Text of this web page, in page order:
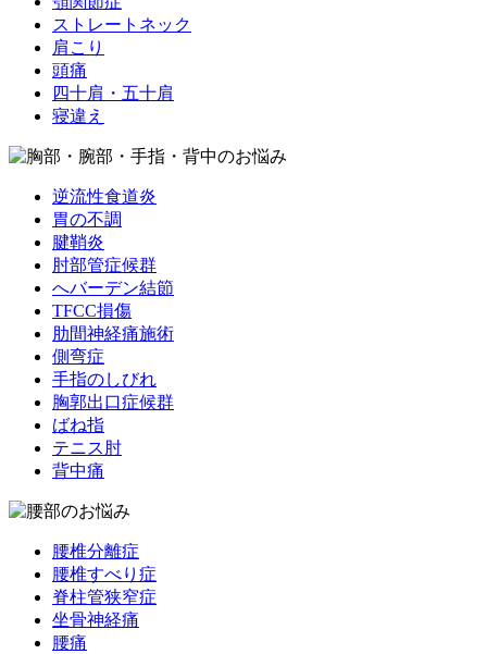
ストレートネック
肩こり
頭痛
四十肩・五十肩
寝違え
逆流性食道炎
胃の不調
腱鞘炎
肘部管症候群
へバーデン結節
TFCC損傷
肋間神経痛施術
側弯症
手指のしびれ
胸郭出口症候群
ばね指
テニス肘
背中痛
腰椎分離症
腰椎すべり症
脊柱管狭窄症
坐骨神経痛
腰痛